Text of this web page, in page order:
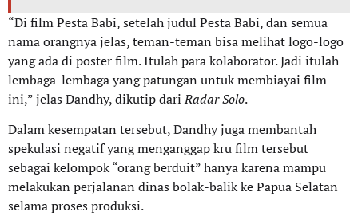
“Di film Pesta Babi, setelah judul Pesta Babi, dan semua
nama orangnya jelas, teman-teman bisa melihat logo-logo
yang ada di poster film. Itulah para kolaborator. Jadi itulah
lembaga-lembaga yang patungan untuk membiayai film
ini,” jelas Dandhy, dikutip dariRadar Solo.
Dalam kesempatan tersebut, Dandhy juga membantah
spekulasi negatif yang menganggap kru film tersebut
sebagai kelompok “orang berduit” hanya karena mampu
melakukan perjalanan dinas bolak-balik ke Papua Selatan
selama proses produksi.